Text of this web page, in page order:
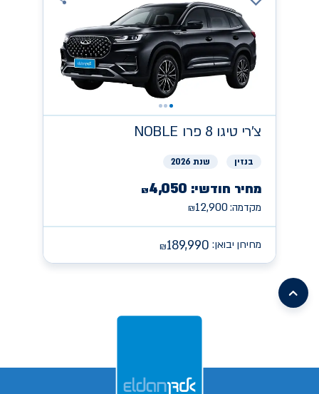
צ'רי NOBLE טיגו 8 פרו
בנזין שנת 2026
מחיר חודשי: ₪4,050
מקדמה: ₪12,900
מחירון יבואן: ₪189,990
leasing/57/1046/16/2026/mg-
s05/search/leasing/66/1070/8/2026/ג'ילי-